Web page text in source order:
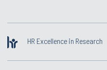
HR Excellence in Research